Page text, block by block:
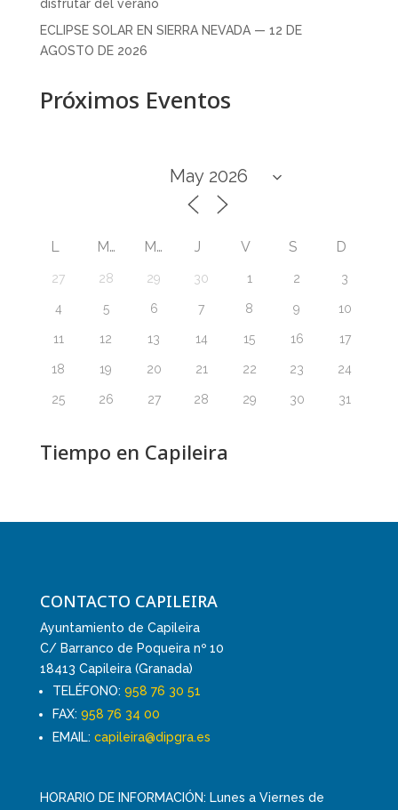
disfrutar del verano
ECLIPSE SOLAR EN SIERRA NEVADA — 12 DE
AGOSTO DE 2026
Próximos Eventos
L M M J V S D
27 28 29 30 1 2 3
4 5 6 7 8 9 10
11 12 13 14 15 16 17
18 19 20 21 22 23 24
25 26 27 28 29 30 31
Tiempo en Capileira
CONTACTO CAPILEIRA
Ayuntamiento de Capileira
C/ Barranco de Poqueira nº 10
18413 Capileira (Granada)
TELÉFONO: 958 76 30 51
FAX: 958 76 34 00
EMAIL: capileira@dipgra.es
HORARIO DE INFORMACIÓN: Lunes a Viernes de